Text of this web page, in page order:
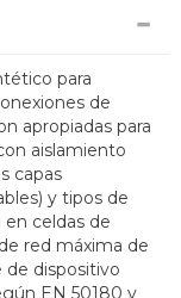
para
de
apropiadas para
aislamiento
capas
y tipos de
celdas de
red máxima de
de dispositivo
EN 50180 y